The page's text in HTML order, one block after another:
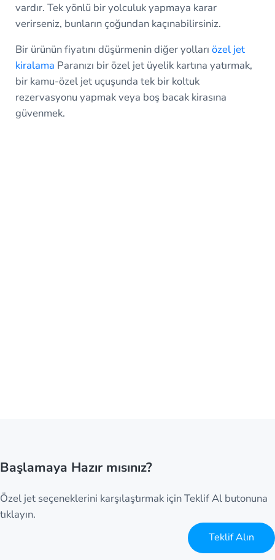
vardır. Tek yönlü bir yolculuk yapmaya karar
verirseniz, bunların çoğundan kaçınabilirsiniz.
Bir ürünün fiyatını düşürmenin diğer yolları özel jet
kiralama Paranızı bir özel jet üyelik kartına yatırmak,
bir kamu-özel jet uçuşunda tek bir koltuk
rezervasyonu yapmak veya boş bacak kirasına
güvenmek.
Başlamaya Hazır mısınız?
Özel jet seçeneklerini karşılaştırmak için Teklif Al butonuna
tıklayın.
Teklif Alın